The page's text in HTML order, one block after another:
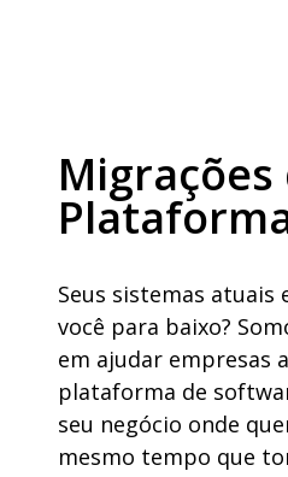
Migrações
Seus sistemas atuais
você para baixo?
em ajudar empresas
plataforma de
seu negócio onde
mesmo tempo que